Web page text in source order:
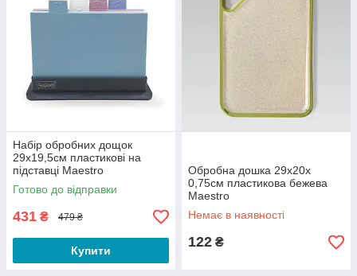
Набір обробних дощок
29х19,5см пластикові на
підставці Maestro
Готово до відправки
431 ₴ 479 ₴
Купити
Обробна дошка 29х20х
0,75см пластикова бежева
Maestro
Немає в наявності
122 ₴